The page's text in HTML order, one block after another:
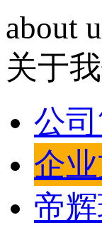
about
关于
公
企
帝